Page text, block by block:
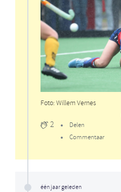
Foto: Willem Vernes
2
Delen
Commentaar
één jaar geleden